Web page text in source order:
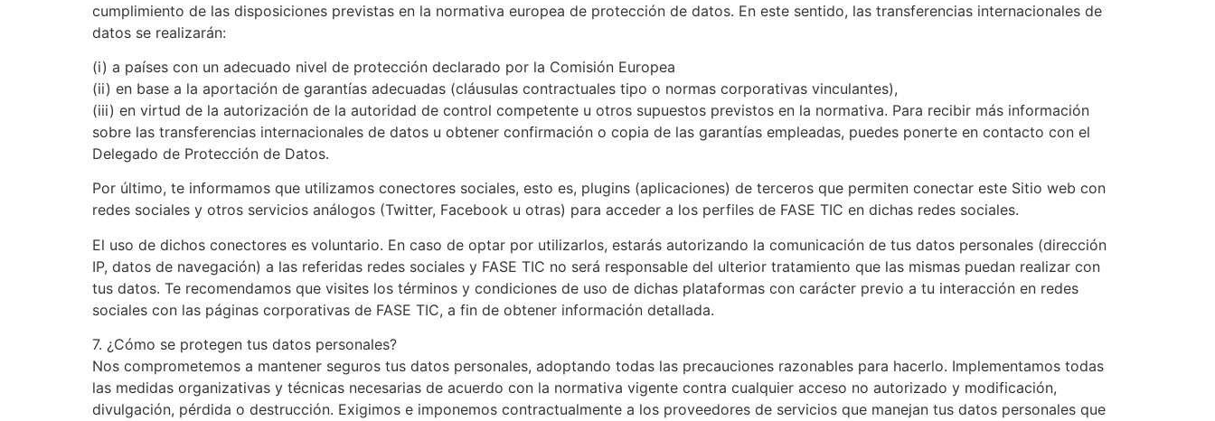
cumplimiento de las disposiciones previstas en la normativa europea de protección de datos. En este sentido, las transferencias internacionales de
datos se realizarán:
(i) a países con un adecuado nivel de protección declarado por la Comisión Europea
(ii) en base a la aportación de garantías adecuadas (cláusulas contractuales tipo o normas corporativas vinculantes),
(iii) en virtud de la autorización de la autoridad de control competente u otros supuestos previstos en la normativa. Para recibir más información
sobre las transferencias internacionales de datos u obtener confirmación o copia de las garantías empleadas, puedes ponerte en contacto con el
Delegado de Protección de Datos.
Por último, te informamos que utilizamos conectores sociales, esto es, plugins (aplicaciones) de terceros que permiten conectar este Sitio web con
redes sociales y otros servicios análogos (Twitter, Facebook u otras) para acceder a los perfiles de FASE TIC en dichas redes sociales.
El uso de dichos conectores es voluntario. En caso de optar por utilizarlos, estarás autorizando la comunicación de tus datos personales (dirección
IP, datos de navegación) a las referidas redes sociales y FASE TIC no será responsable del ulterior tratamiento que las mismas puedan realizar con
tus datos. Te recomendamos que visites los términos y condiciones de uso de dichas plataformas con carácter previo a tu interacción en redes
sociales con las páginas corporativas de FASE TIC, a fin de obtener información detallada.
7. ¿Cómo se protegen tus datos personales?
Nos comprometemos a mantener seguros tus datos personales, adoptando todas las precauciones razonables para hacerlo. Implementamos todas
las medidas organizativas y técnicas necesarias de acuerdo con la normativa vigente contra cualquier acceso no autorizado y modificación,
divulgación, pérdida o destrucción. Exigimos e imponemos contractualmente a los proveedores de servicios que manejan tus datos personales que